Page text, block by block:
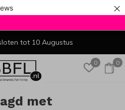
×
0 0
tot 10 Augustus
met